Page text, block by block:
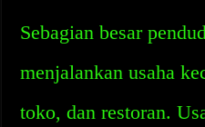
Sebagian besar
menjalankan usaha
toko, dan restoran.